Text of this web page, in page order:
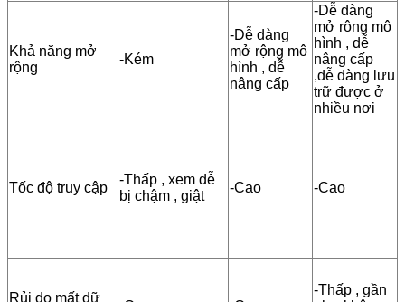
Khả năng mở
rộng
-Kém
-Dễ dàng
mở rộng mô
hình , dễ
nâng cấp
-Dễ dàng
mở rộng mô
hình , dễ
nâng cấp
,dễ dàng lưu
trữ được ở
nhiều nơi
Tốc độ truy cập
-Thấp , xem dễ
bị chậm , giật
-Cao -Cao
Rủi do mất dữ
-Thấp , gần